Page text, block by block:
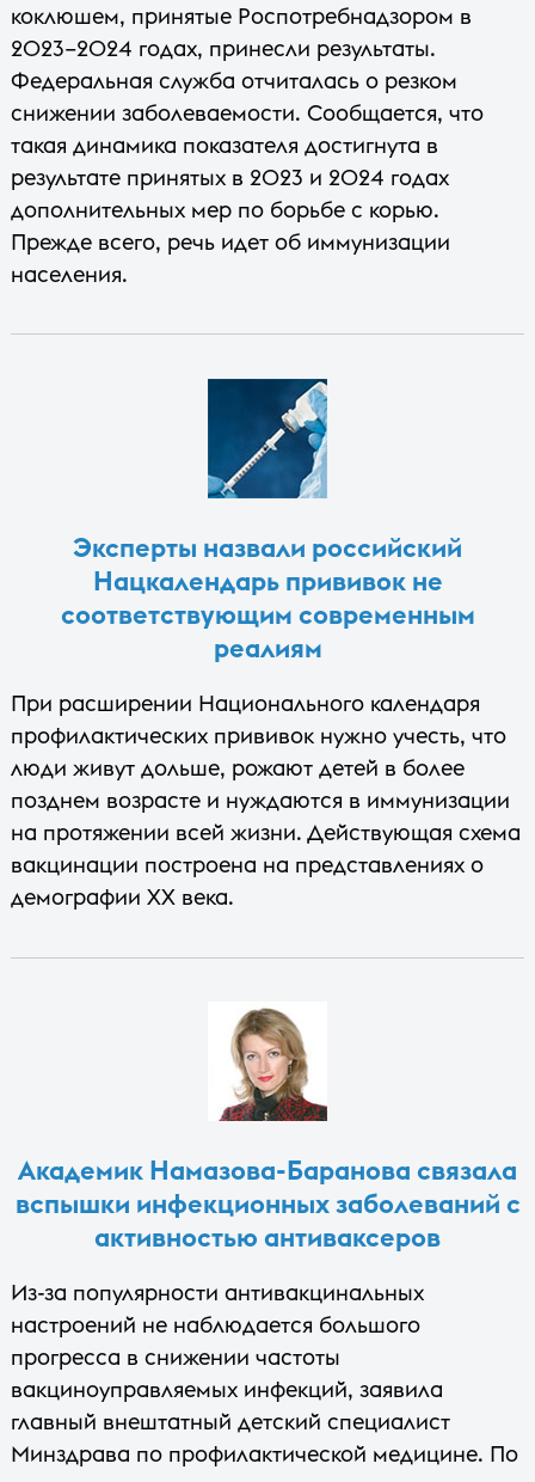
коклюшем, принятые Роспотребнадзором в
2023–2024 годах, принесли результаты.
Федеральная служба отчиталась о резком
снижении заболеваемости. Сообщается, что
такая динамика показателя достигнута в
результате принятых в 2023 и 2024 годах
дополнительных мер по борьбе с корью.
Прежде всего, речь идет об иммунизации
населения.
Эксперты назвали российский
Нацкалендарь прививок не
соответствующим современным
реалиям
При расширении Национального календаря
профилактических прививок нужно учесть, что
люди живут дольше, рожают детей в более
позднем возрасте и нуждаются в иммунизации
на протяжении всей жизни. Действующая схема
вакцинации построена на представлениях о
демографии XX века.
Академик Намазова-Баранова связала
вспышки инфекционных заболеваний с
активностью антиваксеров
Из-за популярности антивакцинальных
настроений не наблюдается большого
прогресса в снижении частоты
вакциноуправляемых инфекций, заявила
главный внештатный детский специалист
Минздрава по профилактической медицине. По